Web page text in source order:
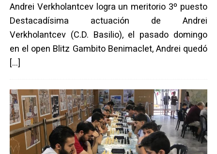
Andrei Verkholantcev logra un meritorio 3º puesto
Destacadísima actuación de Andrei
Verkholantcev (C.D. Basilio), el pasado domingo
en el open Blitz Gambito Benimaclet, Andrei quedó
[…]